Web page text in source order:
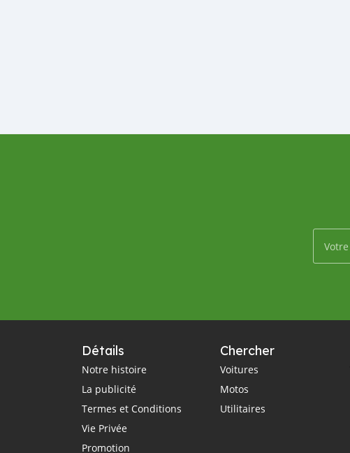
Détails
Notre histoire
La publicité
Termes et Conditions
Vie Privée
Promotion
Chercher
Voitures
Motos
Utilitaires